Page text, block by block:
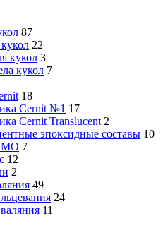
87
22
кукол 3
кукол 7
18
Cernit №1 17
Cernit Translucent 2
эпоксидные составы 10
7
12
2
49
24
11